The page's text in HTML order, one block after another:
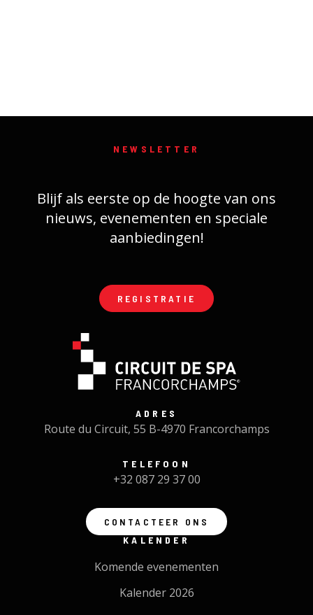
NEWSLETTER
Blijf als eerste op de hoogte van ons
nieuws, evenementen en speciale
aanbiedingen!
REGISTRATIE
ADRES
Route du Circuit, 55 B-4970 Francorchamps
TELEFOON
+32 087 29 37 00
CONTACTEER ONS
KALENDER
Komende evenementen
Kalender 2026